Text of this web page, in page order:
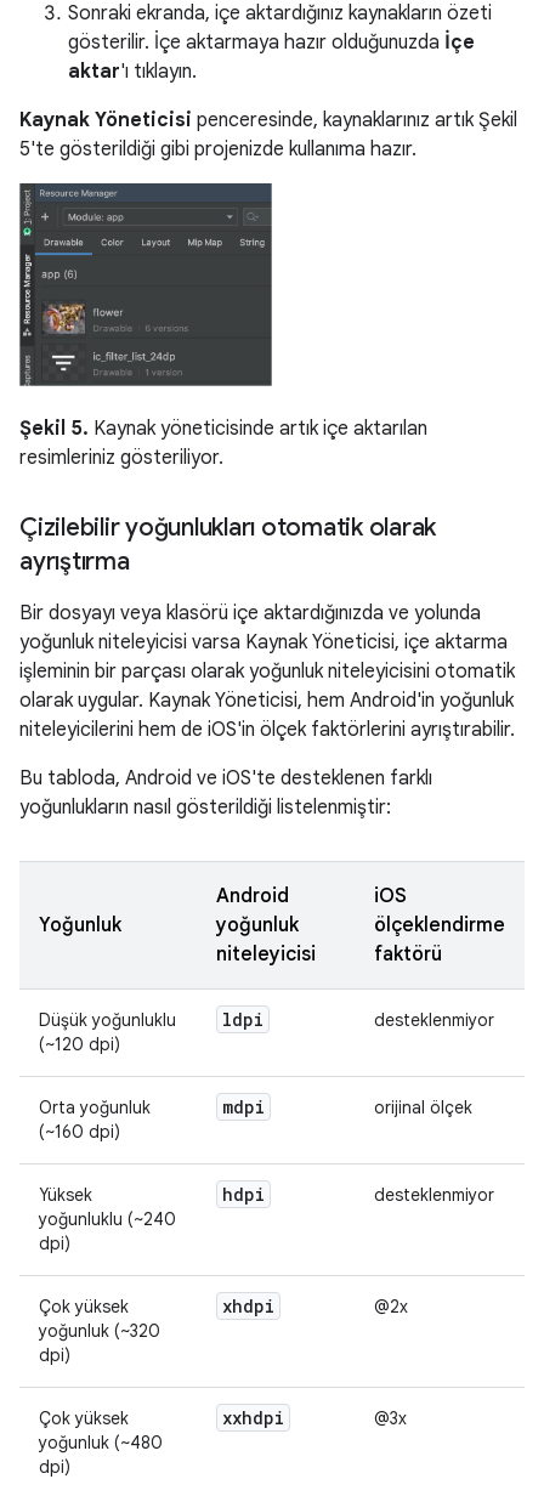
Sonraki ekranda, içe aktardığınız kaynakların özeti
gösterilir. İçe aktarmaya hazır olduğunuzda İçe
aktar'ı tıklayın.
Kaynak Yöneticisi penceresinde, kaynaklarınız artık Şekil
5'te gösterildiği gibi projenizde kullanıma hazır.
Şekil 5. Kaynak yöneticisinde artık içe aktarılan
resimleriniz gösteriliyor.
Çizilebilir yoğunlukları otomatik olarak
ayrıştırma
Bir dosyayı veya klasörü içe aktardığınızda ve yolunda
yoğunluk niteleyicisi varsa Kaynak Yöneticisi, içe aktarma
işleminin bir parçası olarak yoğunluk niteleyicisini otomatik
olarak uygular. Kaynak Yöneticisi, hem Android'in yoğunluk
niteleyicilerini hem de iOS'in ölçek faktörlerini ayrıştırabilir.
Bu tabloda, Android ve iOS'te desteklenen farklı
yoğunlukların nasıl gösterildiği listelenmiştir:
Yoğunluk
Android
yoğunluk
niteleyicisi
iOS
ölçeklendirme
faktörü
Düşük yoğunluklu
(~120 dpi)
ldpi desteklenmiyor
Orta yoğunluk
(~160 dpi)
mdpi orijinal ölçek
Yüksek
yoğunluklu (~240
dpi)
hdpi desteklenmiyor
Çok yüksek
yoğunluk (~320
dpi)
xhdpi @2x
Çok yüksek
yoğunluk (~480
dpi)
xxhdpi @3x